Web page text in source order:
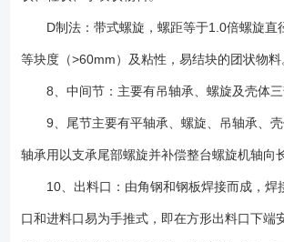
D制法：带式螺旋，螺距等于1.0倍螺旋直
等块度（>60mm）及粘性，易结块的团状物料
8、中间节：主要有吊轴承、螺旋及壳体三
9、尾节主要有平轴承、螺旋、吊轴承、壳
轴承用以支承尾部螺旋并补偿整台螺旋机轴向
10、出料口：由角钢和钢板焊接而成，焊
口和进料口易为手推式，即在方形出料口下端